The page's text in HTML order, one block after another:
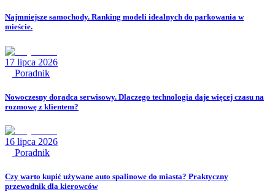
Najmniejsze samochody. Ranking modeli idealnych do parkowania w
mieście.
17 lipca 2026
Poradnik
Nowoczesny doradca serwisowy. Dlaczego technologia daje więcej czasu na
rozmowę z klientem?
16 lipca 2026
Poradnik
Czy warto kupić używane auto spalinowe do miasta? Praktyczny
przewodnik dla kierowców